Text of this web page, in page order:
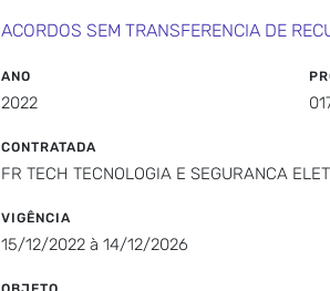
ACORDOS SEM TRANSFERENCIA DE
ANO
2022
CONTRATADA
FR TECH TECNOLOGIA E SEGURANCA
VIGÊNCIA
15/12/2022 à 14/12/2026